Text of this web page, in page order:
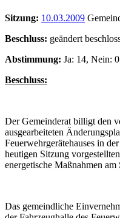
Sitzung: 10.03.2009
Beschluss: geändert
Abstimmung: Ja: 14, Nein: 0
Beschluss:
Der Gemeinderat billigt den
ausgearbeiteten
Feuerwehrgerätehauses in
heutigen Sitzung
energetische Maßnahmen am
Das gemeindliche